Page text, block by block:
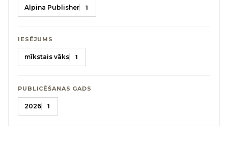
Alpina Publisher 1
IESĒJUMS
mīkstais vāks 1
PUBLICĒŠANAS GADS
2026 1